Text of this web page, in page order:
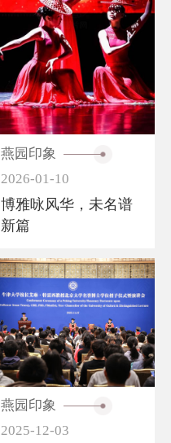
燕园印象
2026-01-10
博雅咏风华，未名谱
新篇
燕园印象
2025-12-03